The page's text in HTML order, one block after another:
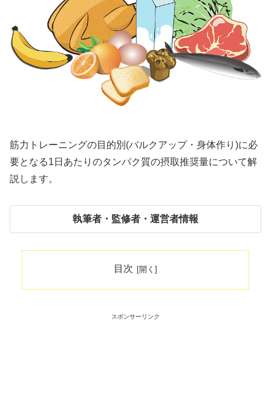
筋力トレーニングの目的別(バルクアップ・身体作り)に必
要となる1日あたりのタンパク質の摂取推奨量について解
説します。
執筆者・監修者・運営者情報
目次
スポンサーリンク